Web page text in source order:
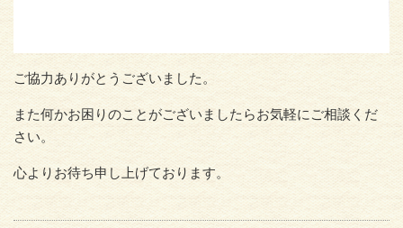
ご協力ありがとうございました。
また何かお困りのことがございましたらお気軽にご相談くだ
さい。
心よりお待ち申し上げております。